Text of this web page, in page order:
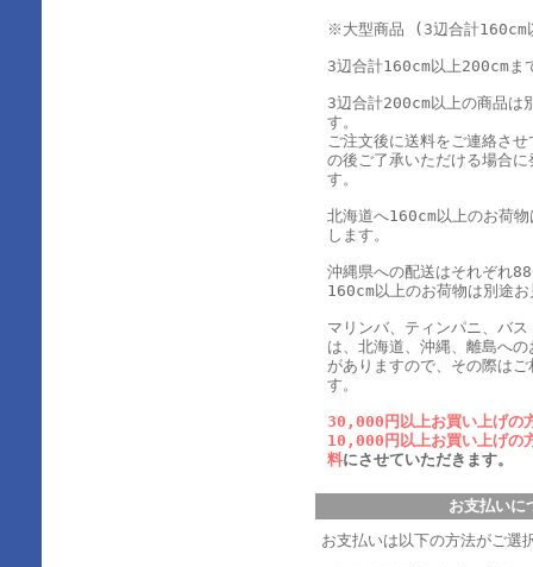
※大型商品 (3辺合計160cm
3辺合計160cm以上200cm
3辺合計200cm以上の商品は
す。
ご注文後に送料をご連絡さ
の後ご了承いただける場合
す。
北海道へ160cm以上のお荷
します。
沖縄県への配送はそれぞれ
160cm以上のお荷物は別途
マリンバ、ティンパニ、バ
は、北海道、沖縄、離島へ
がありますので、その際は
す。
30,000円以上お買い上げの
10,000円以上お買い上げの
料にさせていただきます。
お支払いに
お支払いは以下の方法がご選